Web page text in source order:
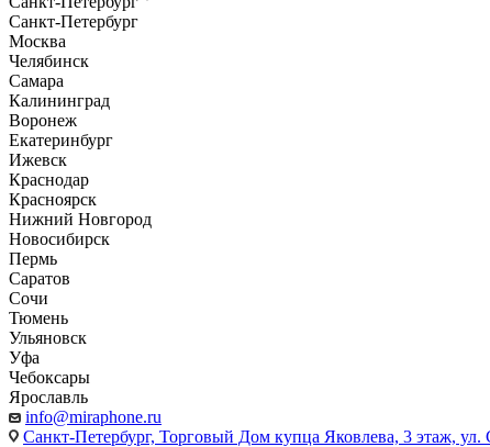
Санкт-Петербург
Москва
Челябинск
Самара
Калининград
Воронеж
Екатеринбург
Ижевск
Краснодар
Красноярск
Нижний Новгород
Новосибирск
Пермь
Саратов
Сочи
Тюмень
Ульяновск
Уфа
Чебоксары
Ярославль
info@miraphone.ru
Санкт-Петербург, Торговый Дом купца Яковлева, 3 этаж,